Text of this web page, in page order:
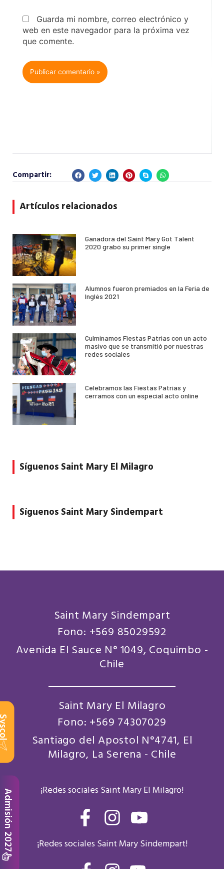
Guarda mi nombre, correo electrónico y
web en este navegador para la próxima vez
que comente.
Compartir:
Artículos relacionados
Ganadora del Saint Mary Got Talent
2020 grabó su primer single
Alumnos fueron premiados en la Feria de
Inglés 2021
Culminamos Fiestas Patrias con un acto
masivo que se transmitió por nuestras
redes sociales
Celebramos las Fiestas Patrias y
cerramos con un especial acto online
Síguenos Saint Mary El Milagro
Síguenos Saint Mary Sindempart
Saint Mary Sindempart
Fono: +569 85029592
Avenida El Sauce N° 1049, Coquimbo -
Chile
Saint Mary El Milagro
Fono: +569 74307029
Santiago del Apostol N°4741, El
Milagro, La Serena - Chile
Admisión 2027 ¡Redes sociales Saint Mary El Milagro!
F
a
c
I
n
s
Y
o
u
¡Redes sociales Saint Mary Sindempart!